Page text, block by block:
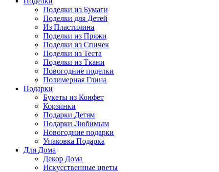
Поделки из Бумаги
Поделки для Детей
Из Пластилина
Поделки из Пряжи
Поделки из Спичек
Поделки из Теста
Поделки из Ткани
Новогодние поделки
Полимерная Глина
Подарки
Букеты из Конфет
Корзинки
Подарки Детям
Подарки Любимым
Новогодние подарки
Упаковка Подарка
Для Дома
Декор Дома
Искусственные цветы